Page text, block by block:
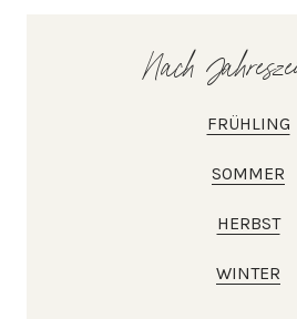
Nach
FRÜHLING
SOMMER
HERBST
WINTER